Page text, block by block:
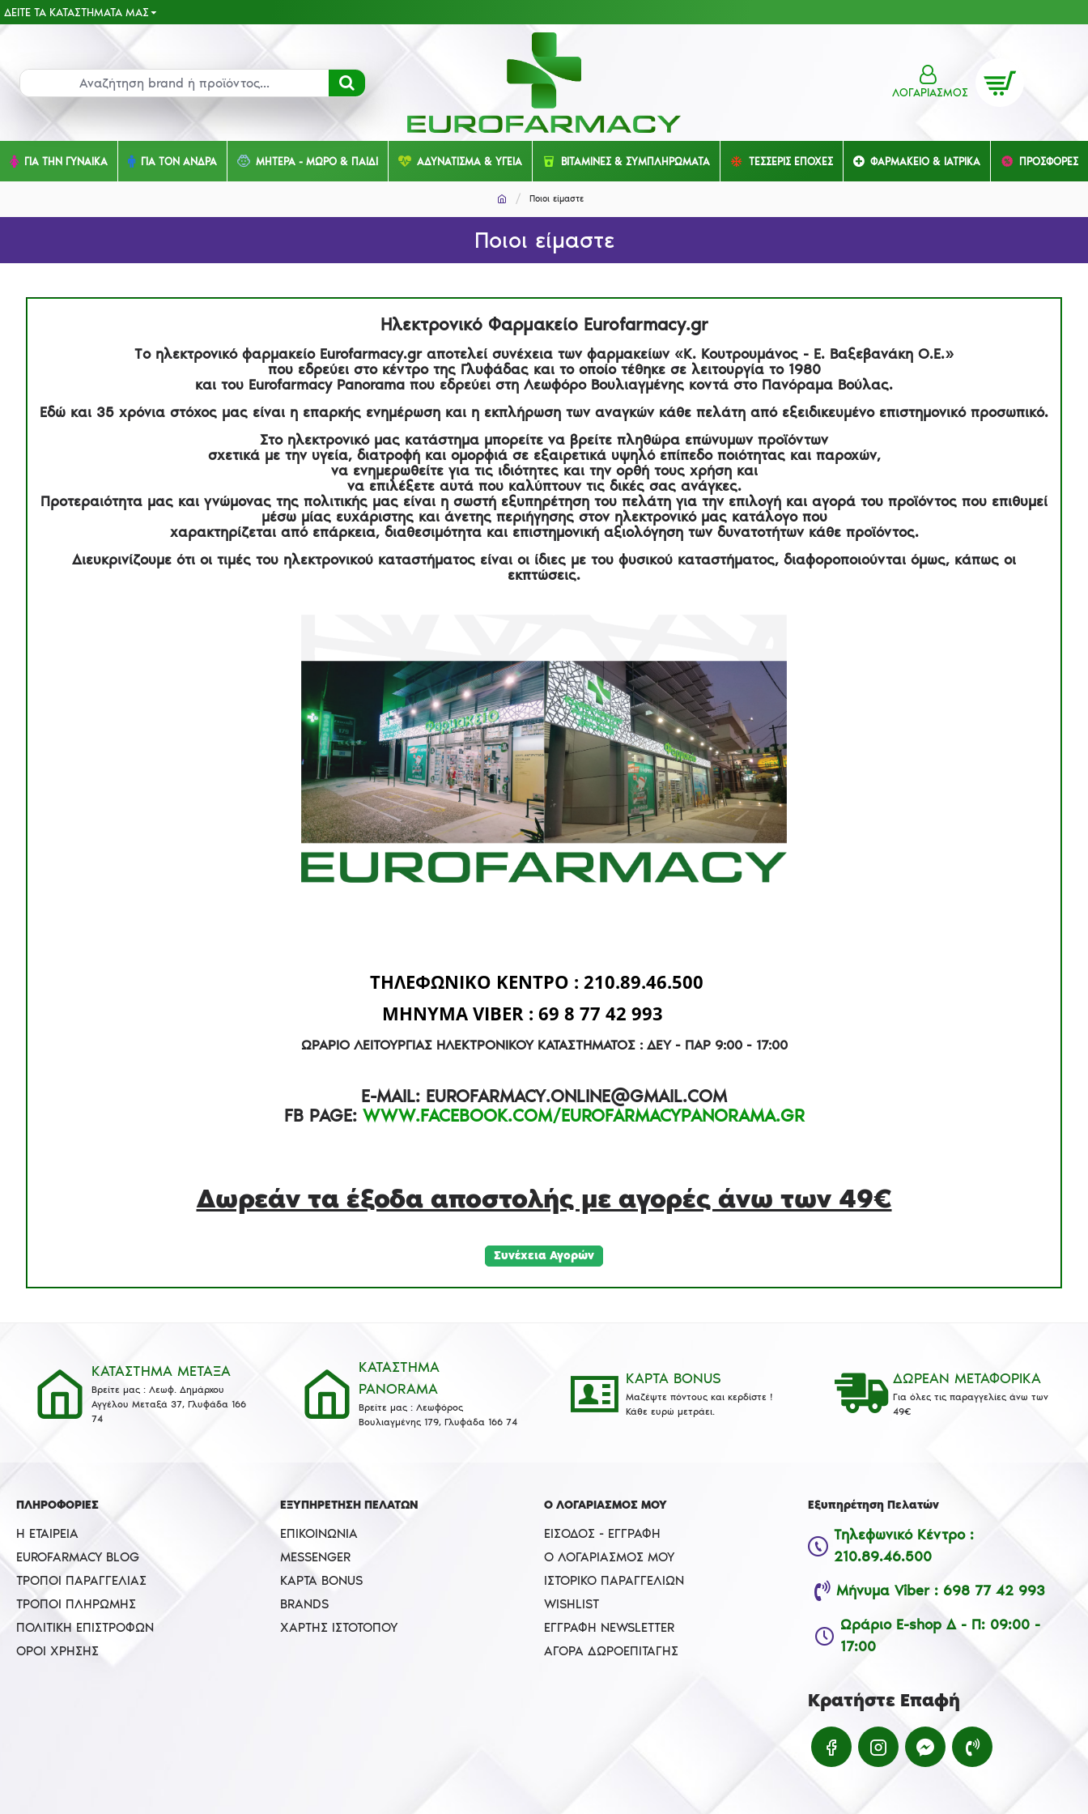
ΔΕΊΤΕ ΤΑ ΚΑΤΑΣΤΉΜΑΤΑ ΜΑΣ
ΛΟΓΑΡΙΑΣΜΌΣ
ΓΙΑ ΤΗΝ ΓΥΝΑΙΚΑ ΓΙΑ ΤΟΝ ΑΝΔΡΑ ΜΗΤΕΡΑ - ΜΩΡΟ & ΠΑΙΔΙ ΑΔΥΝΑΤΙΣΜΑ & ΥΓΕΙΑ ΒΙΤΑΜΙΝΕΣ & ΣΥΜΠΛΗΡΩΜΑΤΑ ΤΕΣΣΕΡΙΣ ΕΠΟΧΕΣ ΦΑΡΜΑΚΕΙΟ & ΙΑΤΡΙΚΑ ΠΡΟΣΦΟΡΕΣ
Ποιοι είμαστε
Ποιοι είμαστε
Ηλεκτρονικό Φαρμακείο Eurofarmacy.gr
Tο ηλεκτρονικό φαρμακείο Eurofarmacy.gr αποτελεί συνέχεια των φαρμακείων «Κ. Κουτρουμάνος - Ε. Βαξεβανάκη Ο.Ε.»
που εδρεύει στο κέντρο της Γλυφάδας και το οποίο τέθηκε σε λειτουργία το 1980
και του Eurofarmacy Panorama που εδρεύει στη Λεωφόρο Βουλιαγμένης κοντά στο Πανόραμα Βούλας.
Εδώ και 35 χρόνια στόχος μας είναι η επαρκής ενημέρωση και η εκπλήρωση των αναγκών κάθε πελάτη από εξειδικευμένο επιστημονικό προσωπικό.
Στο ηλεκτρονικό μας κατάστημα μπορείτε να βρείτε πληθώρα επώνυμων προϊόντων
σχετικά με την υγεία, διατροφή και ομορφιά σε εξαιρετικά υψηλό επίπεδο ποιότητας και παροχών,
να ενημερωθείτε για τις ιδιότητες και την ορθή τους χρήση και
να επιλέξετε αυτά που καλύπτουν τις δικές σας ανάγκες.
Προτεραιότητα μας και γνώμονας της πολιτικής μας είναι η σωστή εξυπηρέτηση του πελάτη για την επιλογή και αγορά του προϊόντος που επιθυμεί
μέσω μίας ευχάριστης και άνετης περιήγησης στον ηλεκτρονικό μας κατάλογο που
χαρακτηρίζεται από επάρκεια, διαθεσιμότητα και επιστημονική αξιολόγηση των δυνατοτήτων κάθε προϊόντος.
Διευκρινίζουμε ότι οι τιμές του ηλεκτρονικού καταστήματος είναι οι ίδιες με του φυσικού καταστήματος, διαφοροποιούνται όμως, κάπως οι
εκπτώσεις.
ΤΗΛΕΦΩΝΙΚΟ ΚΕΝΤΡΟ : 210.89.46.500
ΜΗΝΥΜΑ VIBER : 69 8 77 42 993
ΩΡΑΡΙΟ ΛΕΙΤΟΥΡΓΙΑΣ ΗΛΕΚΤΡΟΝΙΚΟΥ ΚΑΤΑΣΤΗΜΑΤΟΣ : ΔΕΥ - ΠΑΡ 9:00 - 17:00
E-MAIL: EUROFARMACY.ONLINE@GMAIL.COM
FB PAGE: WWW.FACEBOOK.COM/EUROFARMACYPANORAMA.GR
Δωρεάν τα έξοδα αποστολής με αγορές άνω των 49€
Συνέχεια Αγορών
ΚΑΤΑΣΤΗΜΑ ΜΕΤΑΞΑ
Βρείτε μας : Λεωφ. Δημάρχου
Αγγέλου Μεταξά 37, Γλυφάδα 166
74
ΚΑΤΑΣΤΗΜΑ
PANORAMA
Βρείτε μας : Λεωφόρος
Βουλιαγμένης 179, Γλυφάδα 166 74
ΚΑΡΤΑ BONUS
Μαζέψτε πόντους και κερδίστε !
Κάθε ευρώ μετράει.
ΔΩΡΕΑΝ ΜΕΤΑΦΟΡΙΚΑ
Για όλες τις παραγγελίες άνω των
49€
ΠΛΗΡΟΦΟΡΙΕΣ
Η ΕΤΑΙΡΕΊΑ
EUROFARMACY BLOG
ΤΡΌΠΟΙ ΠΑΡΑΓΓΕΛΊΑΣ
ΤΡΌΠΟΙ ΠΛΗΡΩΜΉΣ
ΠΟΛΙΤΙΚΉ ΕΠΙΣΤΡΟΦΏΝ
ΌΡΟΙ ΧΡΉΣΗΣ
ΕΞΥΠΗΡΕΤΗΣΗ ΠΕΛΑΤΩΝ
ΕΠΙΚΟΙΝΩΝΊΑ
MESSENGER
ΚΆΡΤΑ BONUS
BRANDS
ΧΆΡΤΗΣ ΙΣΤΌΤΟΠΟΥ
Ο ΛΟΓΑΡΙΑΣΜΟΣ ΜΟΥ
ΕΊΣΟΔΟΣ - ΕΓΓΡΑΦΉ
Ο ΛΟΓΑΡΙΑΣΜΌΣ ΜΟΥ
ΙΣΤΟΡΙΚΌ ΠΑΡΑΓΓΕΛΙΏΝ
WISHLIST
ΕΓΓΡΑΦΉ NEWSLETTER
ΑΓΟΡΆ ΔΩΡΟΕΠΙΤΑΓΉΣ
Εξυπηρέτηση Πελατών
Τηλεφωνικό Κέντρο :
210.89.46.500
Μήνυμα Viber : 698 77 42 993
Ωράριο E-shop Δ - Π: 09:00 -
17:00
Κρατήστε Επαφή